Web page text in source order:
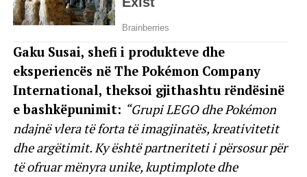
Gaku Susai, shefi i produkteve dhe
eksperiencës në The Pokémon Company
International, theksoi gjithashtu rëndësinë
e bashkëpunimit: “Grupi LEGO dhe Pokémon
ndajnë vlera të forta të imagjinatës, kreativitetit
dhe argëtimit. Ky është partneriteti i përsosur për
të ofruar mënyra unike, kuptimplote dhe